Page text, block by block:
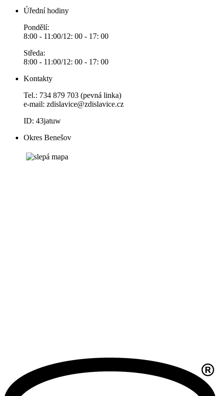
Úřední hodiny
Pondělí:
8:00 - 11:00/12: 00 - 17: 00
Středa:
8:00 - 11:00/12: 00 - 17: 00
Kontakty
Tel.: 734 879 703 (pevná linka)
e-mail: zdislavice@zdislavice.cz
ID: 43jatuw
Okres Benešov